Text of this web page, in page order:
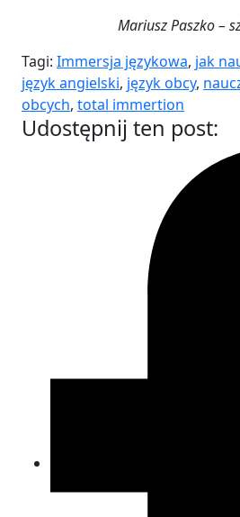
Mariusz Paszko –
Tagi: Immersja językowa, jak
język angielski, język obcy,
obcych, total immertion
Udostępnij ten post: